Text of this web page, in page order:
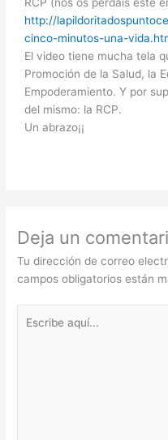
http://
cinco-minutos-una-
El video tiene mucha tela
Promoción de la Salud, la
Empoderamiento. Y por
del mismo: la RCP.
Un abrazo¡¡
Deja un
Tu dirección de correo
campos obligatorios están
aquí...